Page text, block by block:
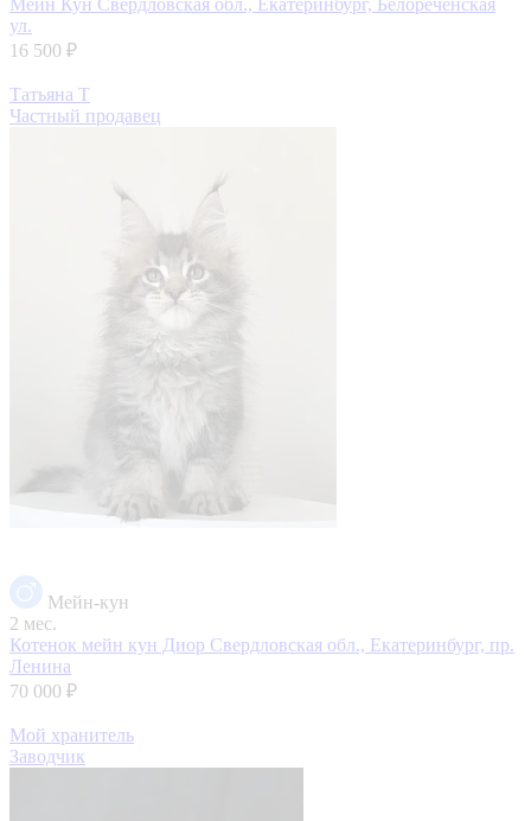
ул.
16 500 ₽
Татьяна Т
Частный продавец
Мейн-кун
2 мес.
Котенок мейн кун Диор Свердловская обл., Екатеринбург, пр.
Ленина
70 000 ₽
Мой хранитель
Заводчик